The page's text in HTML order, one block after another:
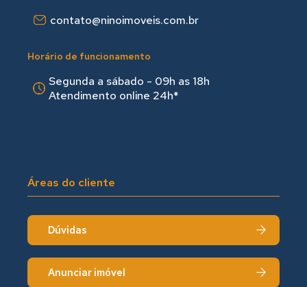
contato@ninoimoveis.com.br
Horário de funcionamento
Segunda a sábado - 09h as 18hㅤㅤ
Atendimento online 24h*
Áreas do cliente
Dúvidas
Anunciar imóvel